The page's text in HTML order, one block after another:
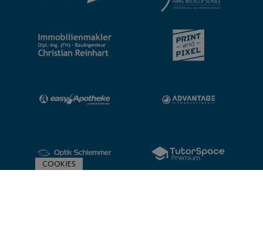
COOKIES